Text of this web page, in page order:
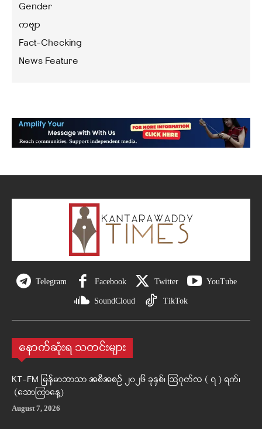
Gender
ကဗျာ
Fact-Checking
News Feature
Telegram Facebook Twitter YouTube
SoundCloud TikTok
နောက်ဆုံးရ သတင်းများ
KT-FM မြန်မာဘာသာ အစီအစဉ် ၂၀၂၆ ခုနှစ်၊ ဩဂုတ်လ ( ၇ ) ရက်၊
(သောကြာနေ့)
August 7, 2026